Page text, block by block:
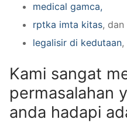
medical gamca,
rptka imta kitas, dan
legalisir di kedutaan,
Kami sangat
permasalahan
anda hadapi